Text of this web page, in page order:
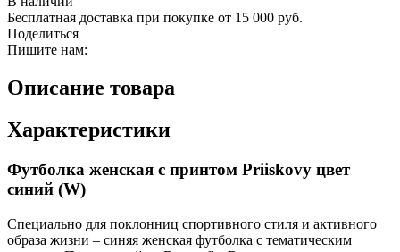
Бесплатная доставка при покупке от 15 000 руб.
Поделиться
Пишите нам:
Описание товара
Характеристики
Футболка женская с принтом Priiskovy цвет
синий (W)
Специально для поклонниц спортивного стиля и активного
образа жизни – синяя женская футболка с тематическим